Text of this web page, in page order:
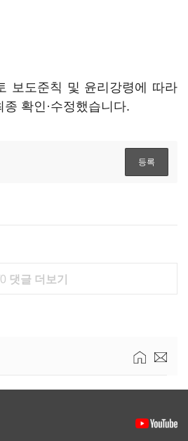
보도준칙 및 윤리강령에 따라
확인·수정했습니다.
댓글 더보기